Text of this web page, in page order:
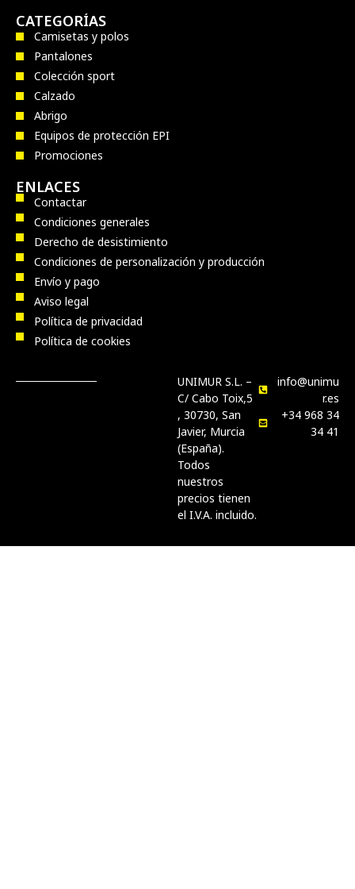
CATEGORÍAS
Camisetas y polos
Pantalones
Colección sport
Calzado
Abrigo
Equipos de protección EPI
Promociones
ENLACES
Contactar
Condiciones generales
Derecho de desistimiento
Condiciones de personalización y producción
Envío y pago
Aviso legal
Política de privacidad
Política de cookies
UNIMUR S.L. –
C/ Cabo Toix,5
, 30730, San
Javier, Murcia
(España).
Todos
nuestros
precios tienen
el I.V.A. incluido.
info@unimu
r.es
+34 968 34
34 41